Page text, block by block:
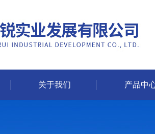
关于我们 产品中